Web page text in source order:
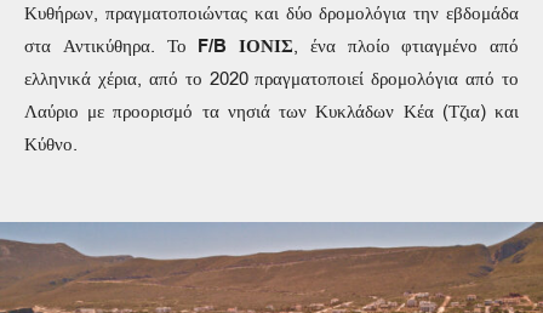
Κυθήρων, πραγματοποιώντας και δύο δρομολόγια την εβδομάδα
στα Αντικύθηρα. Το F/B ΙΟΝΙΣ, ένα πλοίο φτιαγμένο από
ελληνικά χέρια, από το 2020 πραγματοποιεί δρομολόγια από το
Λαύριο με προορισμό τα νησιά των Κυκλάδων Κέα (Τζια) και
Κύθνο.